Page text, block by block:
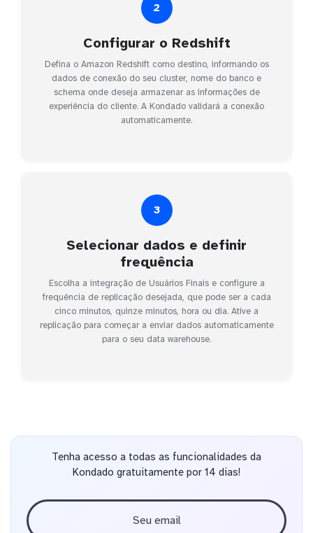
2
Configurar o Redshift
Defina o Amazon Redshift como destino, informando os
dados de conexão do seu cluster, nome do banco e
schema onde deseja armazenar as informações de
experiência do cliente. A Kondado validará a conexão
automaticamente.
3
Selecionar dados e definir
frequência
Escolha a integração de Usuários Finais e configure a
frequência de replicação desejada, que pode ser a cada
cinco minutos, quinze minutos, hora ou dia. Ative a
replicação para começar a enviar dados automaticamente
para o seu data warehouse.
Tenha acesso a todas as funcionalidades da
Kondado gratuitamente por 14 dias!